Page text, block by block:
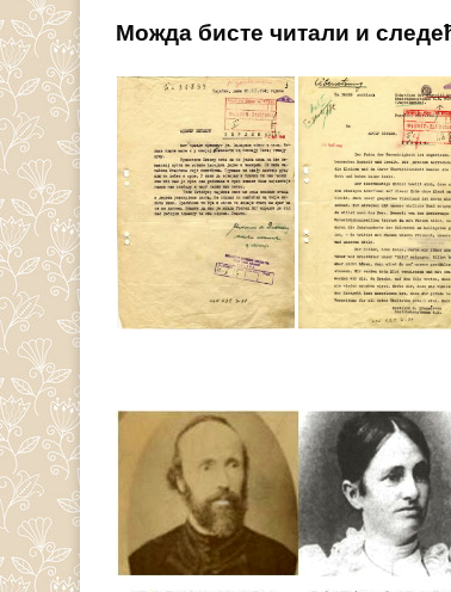
Можда бисте читали и